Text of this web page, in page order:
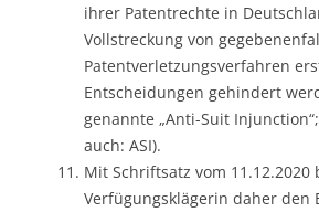
ihrer Patentrechte in
Vollstreckung von
Patentverletzungsverfahren
Entscheidungen gehindert
genannte „Anti-Suit
auch: ASI).
Mit Schriftsatz vom 11.12.2020
Verfügungsklägerin daher den